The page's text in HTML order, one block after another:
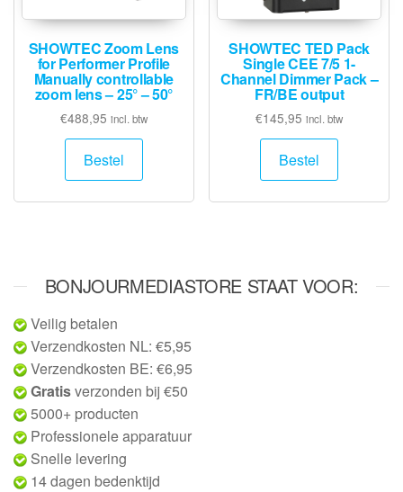
SHOWTEC Zoom Lens
for Performer Profile
Manually controllable
zoom lens – 25° – 50°
€488,95 incl. btw
Bestel
SHOWTEC TED Pack
Single CEE 7/5 1-
Channel Dimmer Pack –
FR/BE output
€145,95 incl. btw
Bestel
BONJOURMEDIASTORE STAAT VOOR:
Veilig betalen
Verzendkosten NL: €5,95
Verzendkosten BE: €6,95
Gratisverzonden bij €50
5000+ producten
Professionele apparatuur
Snelle levering
14 dagen bedenktijd